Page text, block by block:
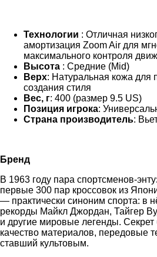
Технологии : Отличная
амортизация Zoom Air для
максимального контроля
Высота : Средние (Mid)
Верх: Натуральная кожа для
создания стиля
Вес, г: 400 (размер 9.5 US)
Позиция игрока:
Страна производитель:
Бренд
В 1963 году пара спортсменов-
первые 300 пар кроссовок из
— практически синоним спорта: в
рекорды Майкл Джордан, Тайгер
и другие мировые легенды.
качество материалов, передовые
ставший культовым.